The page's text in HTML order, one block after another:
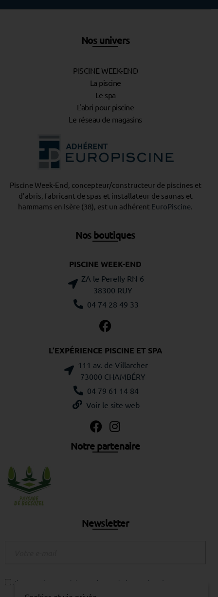
Nos univers
PISCINE WEEK-END
La piscine
Le spa
L'abri pour piscine
Le réseau de magasins
Piscine Week-End, concepteur/constructeur de piscines et
d’abris, fabricant de spas et installateur de saunas et
hammams en Isère (38), est un adhérent EuroPiscine.
Nos boutiques
PISCINE WEEK-END
ZA le Perelly RN 6
38300 RUY
04 74 28 49 33
L’EXPÉRIENCE PISCINE ET SPA
111 av. de Villarcher
73000 CHAMBÉRY
04 79 61 14 84
Voir le site web
Notre partenaire
Newsletter
J'accepte de recevoir la newsletter Piscine Week-End.